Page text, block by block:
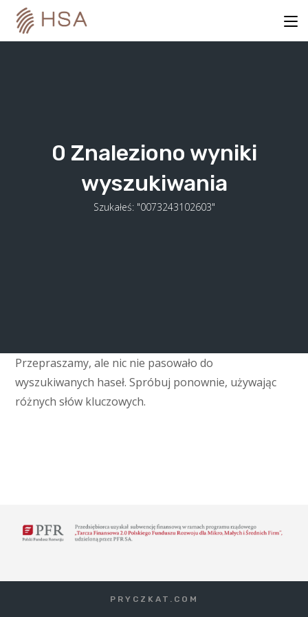
content
0 Znaleziono wyniki
wyszukiwania
Szukałeś: "0073243102603"
Przepraszamy, ale nic nie pasowało do
wyszukiwanych haseł. Spróbuj ponownie, używając
różnych słów kluczowych.
PRYCZKAT.COM